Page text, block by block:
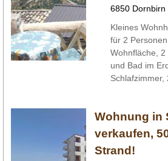
6850 Dornbirn
Kleines
für 2
Wohnfläche,
und Bad im
Schlafzimmer,
Wohnung in
verkaufen,
Strand!